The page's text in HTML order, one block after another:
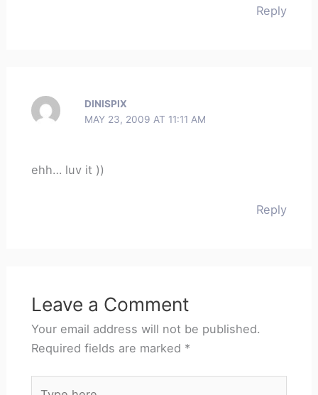
Reply
DINISPIX
MAY 23, 2009 AT 11:11 AM
ehh… luv it ))
Reply
Leave a Comment
Your email address will not be published.
Required fields are marked *